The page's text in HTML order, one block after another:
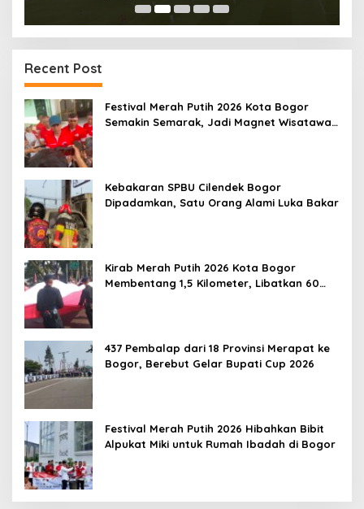
Recent Post
Festival Merah Putih 2026 Kota Bogor
Semakin Semarak, Jadi Magnet Wisatawan
Kebakaran SPBU Cilendek Bogor
Dipadamkan, Satu Orang Alami Luka Bakar
Kirab Merah Putih 2026 Kota Bogor
Membentang 1,5 Kilometer, Libatkan 60
437 Pembalap dari 18 Provinsi Merapat ke
Bogor, Berebut Gelar Bupati Cup 2026
Festival Merah Putih 2026 Hibahkan Bibit
Alpukat Miki untuk Rumah Ibadah di Bogor